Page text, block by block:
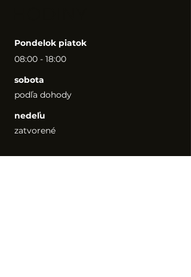
Pondelok piatok
08:00 - 18:00
sobota
podľa dohody
nedeľu
zatvorené